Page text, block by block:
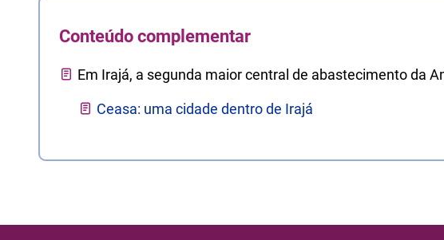
Conteúdo complementar
Em Irajá, a segunda maior central de abastecimento da
Ceasa: uma cidade dentro de Irajá